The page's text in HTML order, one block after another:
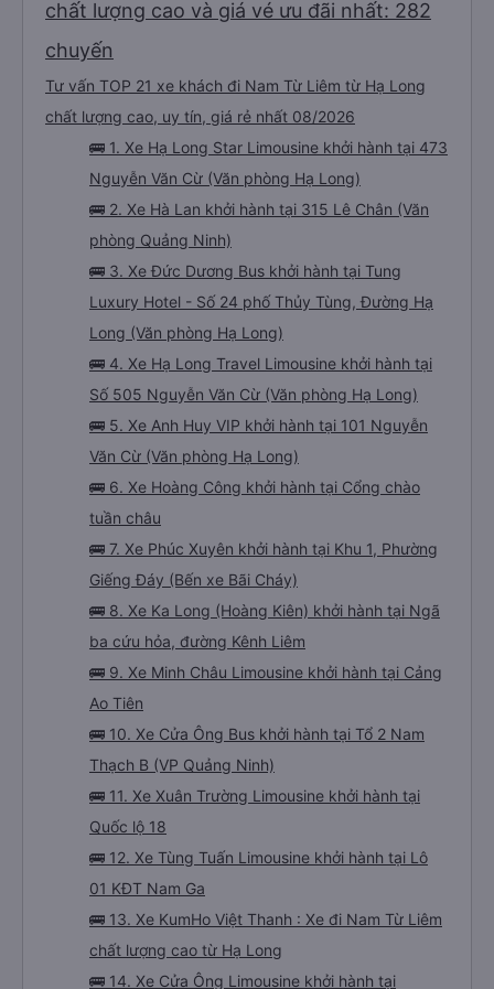
chất lượng cao và giá vé ưu đãi nhất: 282
chuyến
Tư vấn TOP 21 xe khách đi Nam Từ Liêm từ Hạ Long
chất lượng cao, uy tín, giá rẻ nhất 08/2026
🚌 1. Xe Hạ Long Star Limousine khởi hành tại 473
Nguyễn Văn Cừ (Văn phòng Hạ Long)
🚌 2. Xe Hà Lan khởi hành tại 315 Lê Chân (Văn
phòng Quảng Ninh)
🚌 3. Xe Đức Dương Bus khởi hành tại Tung
Luxury Hotel - Số 24 phố Thủy Tùng, Đường Hạ
Long (Văn phòng Hạ Long)
🚌 4. Xe Hạ Long Travel Limousine khởi hành tại
Số 505 Nguyễn Văn Cừ (Văn phòng Hạ Long)
🚌 5. Xe Anh Huy VIP khởi hành tại 101 Nguyễn
Văn Cừ (Văn phòng Hạ Long)
🚌 6. Xe Hoàng Công khởi hành tại Cổng chào
tuần châu
🚌 7. Xe Phúc Xuyên khởi hành tại Khu 1, Phường
Giếng Đáy (Bến xe Bãi Cháy)
🚌 8. Xe Ka Long (Hoàng Kiên) khởi hành tại Ngã
ba cứu hỏa, đường Kênh Liêm
🚌 9. Xe Minh Châu Limousine khởi hành tại Cảng
Ao Tiên
🚌 10. Xe Cửa Ông Bus khởi hành tại Tổ 2 Nam
Thạch B (VP Quảng Ninh)
🚌 11. Xe Xuân Trường Limousine khởi hành tại
Quốc lộ 18
🚌 12. Xe Tùng Tuấn Limousine khởi hành tại Lô
01 KĐT Nam Ga
🚌 13. Xe KumHo Việt Thanh : Xe đi Nam Từ Liêm
chất lượng cao từ Hạ Long
🚌 14. Xe Cửa Ông Limousine khởi hành tại